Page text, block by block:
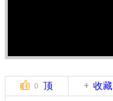
0 顶 收藏